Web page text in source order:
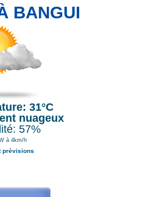
BANGUI
31°C
nuageux
57%
à 4km/h
prévisions